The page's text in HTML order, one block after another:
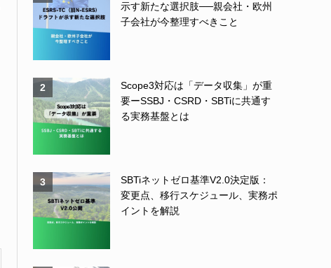
示す新たな選択肢──親会社・欧州
子会社が今整理すべきこと
2
Scope3対応は「データ収集」が重
要ーSSBJ・CSRD・SBTiに共通す
る実務基盤とは
3
SBTiネットゼロ基準V2.0決定版：
変更点、移行スケジュール、実務ポ
イントを解説